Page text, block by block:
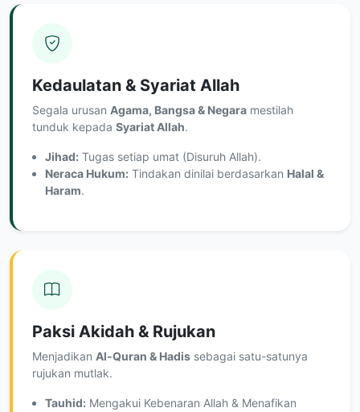
Kedaulatan & Syariat Allah
Segala urusan Agama, Bangsa & Negara mestilah
tunduk kepada Syariat Allah.
Jihad: Tugas setiap umat (Disuruh Allah).
Neraca Hukum: Tindakan dinilai berdasarkan Halal &
Haram.
Paksi Akidah & Rujukan
Menjadikan Al-Quran & Hadis sebagai satu-satunya
rujukan mutlak.
Tauhid: Mengakui Kebenaran Allah & Menafikan